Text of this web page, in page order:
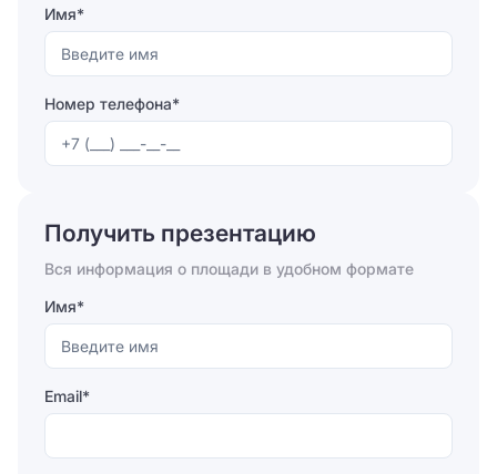
деловому комплексу организован удобный подъезд
с Третьего Транспортного Кольца, неподалеку
находятся такие крупные магистрали как проспект
Имя*
Номер телефона*
Отправить
Получить презентацию
Вся информация о площади в удобном формате
Имя*
Email*